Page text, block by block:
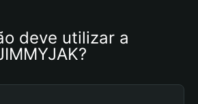
deve utilizar a